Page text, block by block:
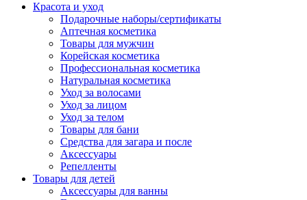
Красота и уход
Подарочные наборы/сертификаты
Аптечная косметика
Товары для мужчин
Корейская косметика
Профессиональная косметика
Натуральная косметика
Уход за волосами
Уход за лицом
Уход за телом
Товары для бани
Средства для загара и после
Аксессуары
Репелленты
Товары для детей
Аксессуары для ванны